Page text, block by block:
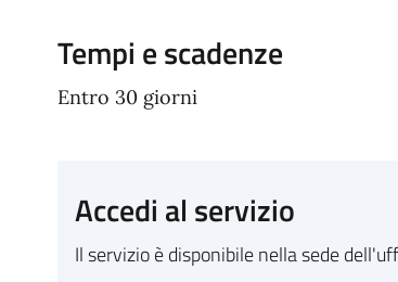
Tempi e scadenze
Entro 30 giorni
Accedi al servizio
Il servizio è disponibile nella sede